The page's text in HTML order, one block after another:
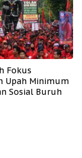
Fokus
Upah Minimum
Sosial Buruh